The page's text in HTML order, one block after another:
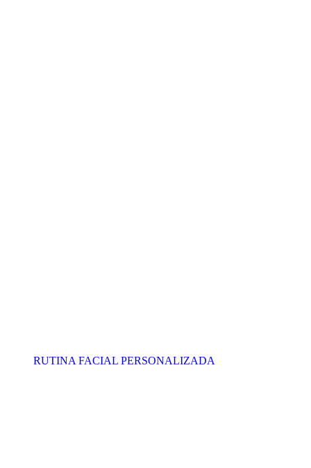
RUTINA FACIAL PERSONALIZADA